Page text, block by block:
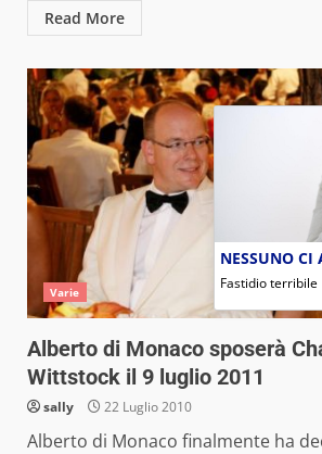
Read More
Varie
Alberto di Monaco sposerà
Wittstock il 9 luglio 2011
sally 22 Luglio 2010
Alberto di Monaco finalmente ha
NESSUNO CI
Fastidio terribile